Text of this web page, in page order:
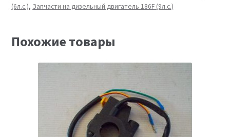
(6л.с.), Запчасти на дизельный двигатель 186F (9л.с.)
Похожие товары